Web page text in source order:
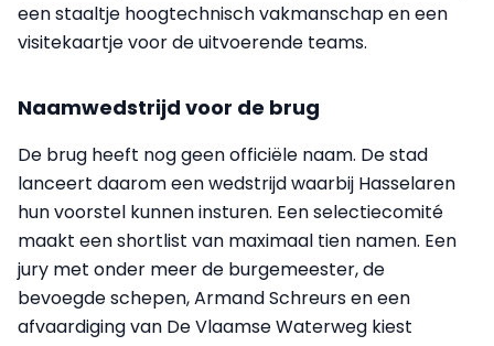
een staaltje hoogtechnisch vakmanschap en een
visitekaartje voor de uitvoerende teams.
Naamwedstrijd voor de brug
De brug heeft nog geen officiële naam. De stad
lanceert daarom een wedstrijd waarbij Hasselaren
hun voorstel kunnen insturen. Een selectiecomité
maakt een shortlist van maximaal tien namen. Een
jury met onder meer de burgemeester, de
bevoegde schepen, Armand Schreurs en een
afvaardiging van De Vlaamse Waterweg kiest